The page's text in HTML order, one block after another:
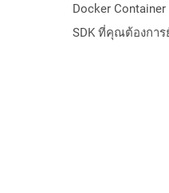
Docker
SDK ที่คุณต้องกา